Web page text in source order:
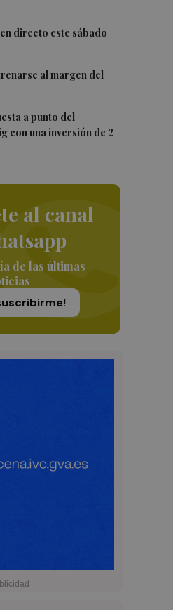
directo este sábado
al margen del
a punto del
con una inversión de 2
al canal
de las últimas